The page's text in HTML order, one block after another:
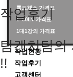
롤토체스 가격표
1~30Lv 가격표
1대1강의 가격표
작업현황
작업후기
고객센터
작업후기
탐켄치팀의
!!